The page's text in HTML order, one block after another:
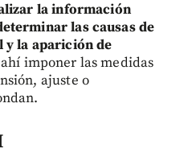
la información
las causas de
y la aparición de
imponer las medidas
ajuste o